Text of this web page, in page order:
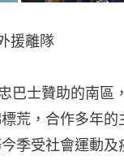
援離隊
巴士贊助的南區
荒，合作多年
季受社會運動